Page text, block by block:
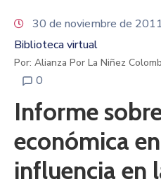
30 de noviembre de 2011
Biblioteca virtual
Por: Alianza Por La Niñez
0
Informe
económica
influencia en